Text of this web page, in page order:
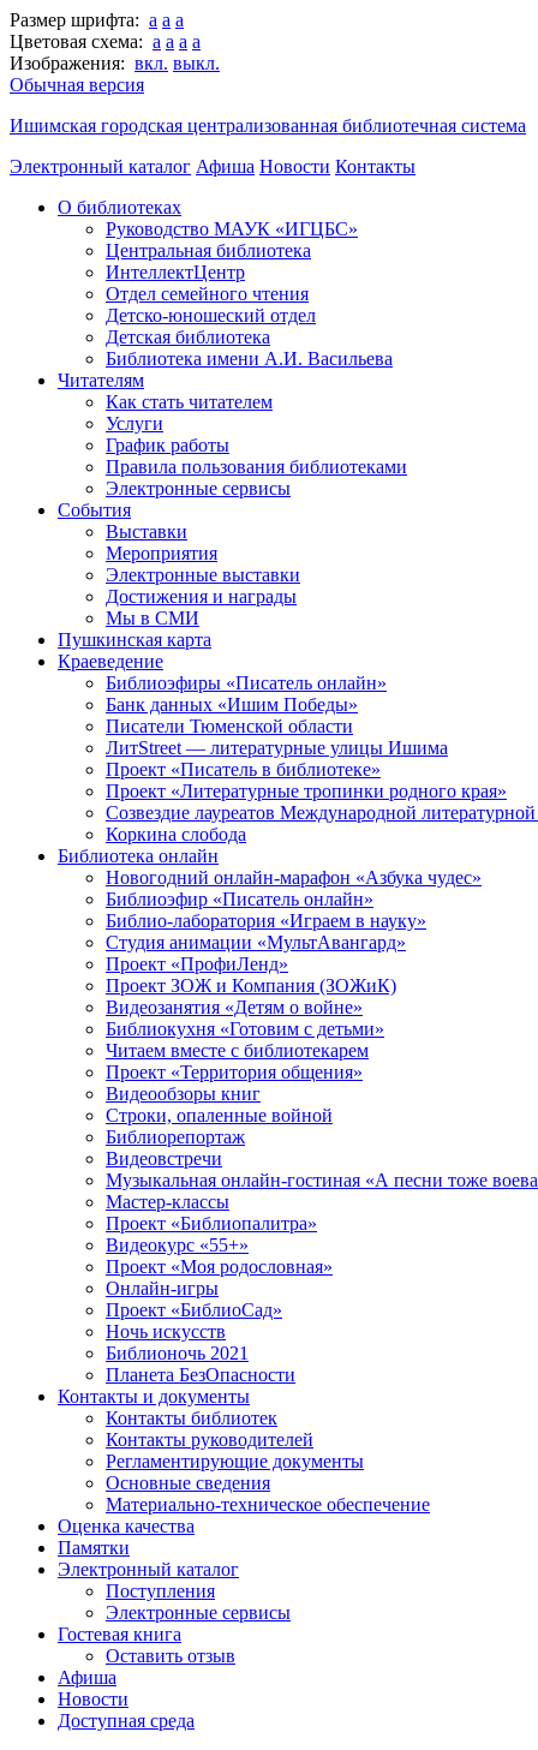
Размер шрифта: a a a
Цветовая схема: a a a a
Изображения: вкл. выкл.
Обычная версия
Ишимская городская централизованная библиотечная система
Электронный каталог Афиша Новости Контакты
О библиотеках
Руководство МАУК «ИГЦБС»
Центральная библиотека
ИнтеллектЦентр
Отдел семейного чтения
Детско-юношеский отдел
Детская библиотека
Библиотека имени А.И. Васильева
Читателям
Как стать читателем
Услуги
График работы
Правила пользования библиотеками
Электронные сервисы
События
Выставки
Мероприятия
Электронные выставки
Достижения и награды
Мы в СМИ
Пушкинская карта
Краеведение
Библиоэфиры «Писатель онлайн»
Банк данных «Ишим Победы»
Писатели Тюменской области
ЛитStreet — литературные улицы Ишима
Проект «Писатель в библиотеке»
Проект «Литературные тропинки родного края»
Созвездие лауреатов Международной
Коркина слобода
Библиотека онлайн
Новогодний онлайн-марафон «Азбука чудес»
Библиоэфир «Писатель онлайн»
Библио-лаборатория «Играем в науку»
Студия анимации «МультАвангард»
Проект «ПрофиЛенд»
Проект ЗОЖ и Компания (ЗОЖиК)
Видеозанятия «Детям о войне»
Библиокухня «Готовим с детьми»
Читаем вместе с библиотекарем
Проект «Территория общения»
Видеообзоры книг
Строки, опаленные войной
Библиорепортаж
Видеовстречи
Музыкальная онлайн-гостиная «А песни тоже
Мастер-классы
Проект «Библиопалитра»
Видеокурс «55+»
Проект «Моя родословная»
Онлайн-игры
Проект «БиблиоСад»
Ночь искусств
Библионочь 2021
Планета БезОпасности
Контакты и документы
Контакты библиотек
Контакты руководителей
Регламентирующие документы
Основные сведения
Материально-техническое обеспечение
Оценка качества
Памятки
Электронный каталог
Поступления
Электронные сервисы
Гостевая книга
Оставить отзыв
Афиша
Новости
Доступная среда